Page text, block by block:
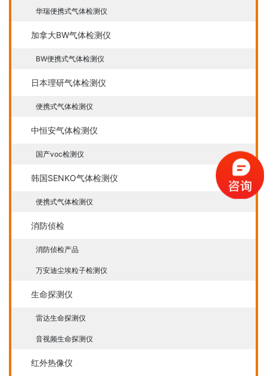
华瑞便携式气体检测仪
加拿大BW气体检测仪
BW便携式气体检测仪
日本理研气体检测仪
便携式气体检测仪
中恒安气体检测仪
国产voc检测仪
韩国SENKO气体检测仪
便携式气体检测仪
消防侦检
消防侦检产品
万安迪尘埃粒子检测仪
生命探测仪
雷达生命探测仪
音视频生命探测仪
红外热像仪